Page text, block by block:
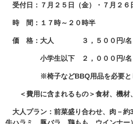
受付日：７月２５日（金）・７月２６
時 間：１７時～２０時半
価 格：大人 ３，５００円/名
小学生以下 ２，０００円/名
※椅子などBBQ用品を必要
＜費用に含まれるもの＞食材、機材
大人プラン：前菜盛り合わせ、肉－約
牛ハラミ、豚バラ、鶏もも、ウインナー